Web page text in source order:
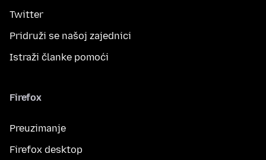
Twitter
Pridruži se našoj zajednici
Istraži članke pomoći
Firefox
Preuzimanje
Firefox desktop